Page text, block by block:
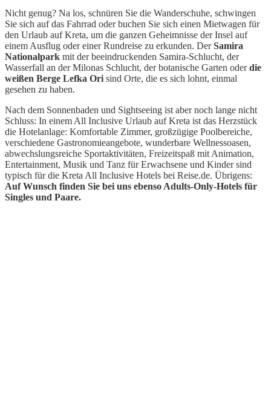
Nicht genug? Na los, schnüren Sie die Wanderschuhe, schwingen
Sie sich auf das Fahrrad oder buchen Sie sich einen Mietwagen für
den Urlaub auf Kreta, um die ganzen Geheimnisse der Insel auf
einem Ausflug oder einer Rundreise zu erkunden. DerSamira
Nationalpark mit der beeindruckenden Samira-Schlucht, der
Wasserfall an der Milonas Schlucht, der botanische Garten oderdie
weißen Berge Lefka Ori sind Orte, die es sich lohnt, einmal
gesehen zu haben.
Nach dem Sonnenbaden und Sightseeing ist aber noch lange nicht
Schluss: In einem All Inclusive Urlaub auf Kreta ist das Herzstück
die Hotelanlage: Komfortable Zimmer, großzügige Poolbereiche,
verschiedene Gastronomieangebote, wunderbare Wellnessoasen,
abwechslungsreiche Sportaktivitäten, Freizeitspaß mit Animation,
Entertainment, Musik und Tanz für Erwachsene und Kinder sind
typisch für die Kreta All Inclusive Hotels bei Reise.de. Übrigens:
Auf Wunsch finden Sie bei uns ebenso Adults-Only-Hotels für
Singles und Paare.